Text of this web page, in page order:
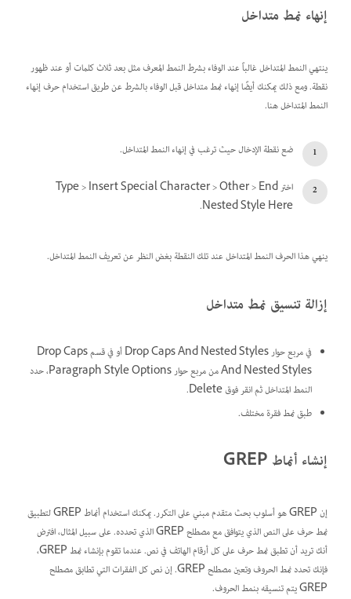
إنهاء نمط متداخل
ينتهي النمط المتداخل غالباً عند الوفاء بشرط النمط المعرف مثل بعد ثلاث كلمات أو عند ظهور
نقطة. ومع ذلك يمكنك أيضًا إنهاء نمط متداخل قبل الوفاء بالشرط عن طريق استخدام حرف إنهاء
النمط المتداخل هنا.
ضع نقطة الإدخال حيث ترغب في إنهاء النمط المتداخل.
اختر Type > Insert Special Character > Other > End
Nested Style Here.
ينهي هذا الحرف النمط المتداخل عند تلك النقطة بغض النظر عن تعريف النمط المتداخل.
إزالة تنسيق نمط متداخل
في مربع حوار Drop Caps And Nested Styles أو في قسم Drop Caps
And Nested Styles من مربع حوار Paragraph Style Options، حدد
النمط المتداخل ثم انقر فوق Delete.
طبق نمط فقرة مختلف.
إنشاء أنماط GREP
إن GREP هو أسلوب بحث متقدم مبني على التكرر. يمكنك استخدام أنماط GREP لتطبيق
نمط حرف على النص الذي يتوافق مع مصطلح GREP الذي تحدده. على سبيل المثال، افترض
أنك تريد أن تطبق نمط حرف على كل أرقام الهاتف في نص. عندما تقوم بإنشاء نمط GREP،
فإنك تحدد نمط الحروف وتعين مصطلح GREP. إن نص كل الفقرات التي تطابق مصطلح
GREP يتم تنسيقه بنمط الحروف.